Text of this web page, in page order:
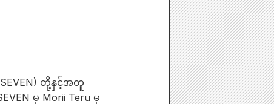
တို့နှင့်အတူ
မှ Morii Teru မှ